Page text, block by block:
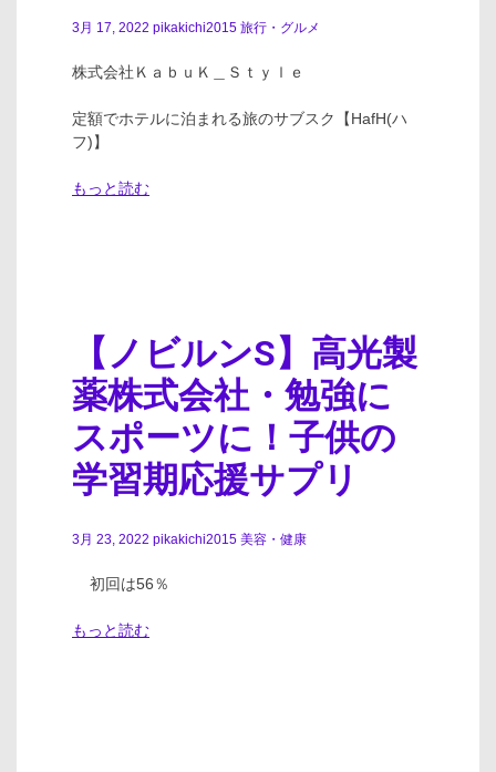
3月 17, 2022 pikakichi2015 旅行・グルメ
株式会社ＫａｂｕＫ＿Ｓｔｙｌｅ
定額でホテルに泊まれる旅のサブスク【HafH(ハ
フ)】
もっと読む
【ノビルンS】高光製
薬株式会社・勉強に
スポーツに！子供の
学習期応援サプリ
3月 23, 2022 pikakichi2015 美容・健康
初回は56％
もっと読む